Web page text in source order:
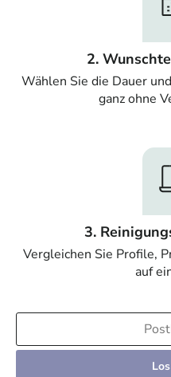
2.
Wählen Sie die Dauer
ganz ohne
3.
Vergleichen Sie Profile,
auf